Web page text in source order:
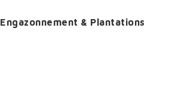
Engazonnement & Plantations